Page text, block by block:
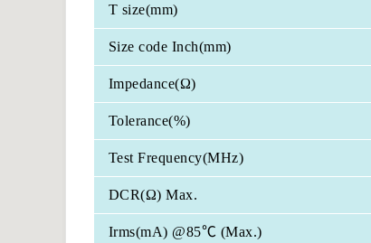
T size(mm)
Size code Inch(mm)
Impedance(Ω)
Tolerance(%)
Test Frequency(MHz)
DCR(Ω) Max.
Irms(mA) @85℃ (Max.)